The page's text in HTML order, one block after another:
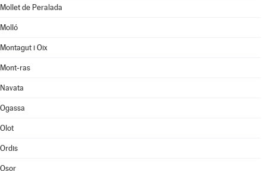
Mollet de Peralada
Molló
Montagut i Oix
Mont-ras
Navata
Ogassa
Olot
Ordis
Osor